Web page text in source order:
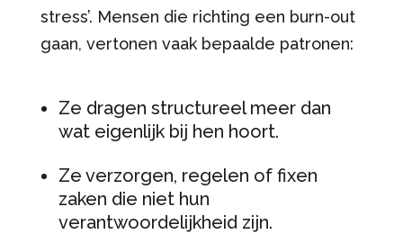
stress’. Mensen die richting een burn-out
gaan, vertonen vaak bepaalde patronen:
Ze dragen structureel meer dan
wat eigenlijk bij hen hoort.
Ze verzorgen, regelen of fixen
zaken die niet hun
verantwoordelijkheid zijn.